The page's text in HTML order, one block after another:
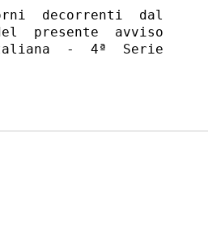
decorrenti  dal
presente  avviso
-  4ª  Serie